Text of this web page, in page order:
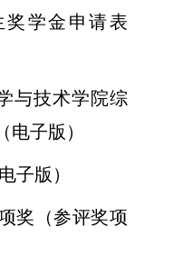
学金申请表
与技术学院综
子版）
子版）
奖（参评奖项